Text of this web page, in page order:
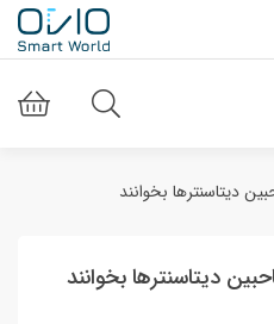
دیتاسنترها بخوانند
دیتاسنترها بخوانند